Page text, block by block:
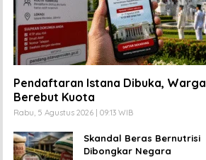
Pendaftaran Istana Dibuka, Warga
Berebut Kuota
Rabu, 5 Agustus 2026 | 09:13 WIB
Skandal Beras Bernutrisi
Dibongkar Negara